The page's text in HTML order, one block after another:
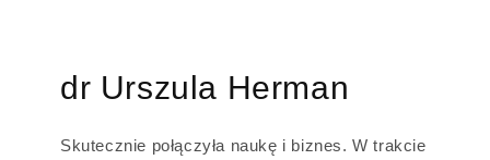
dr Urszula Herman
Skutecznie połączyła naukę i biznes. W trakcie